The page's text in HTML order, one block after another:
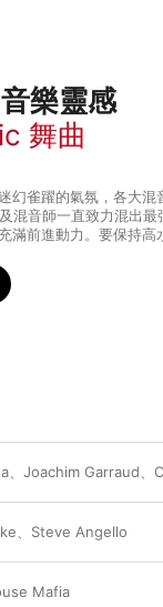
樂靈感
舞曲
幻雀躍的氣氛，各大混
混音師一直致力混出
滿前進動力。要保持高
風格混出各大夜場必播
Joachim Garraud
Steve Angello
Mafia